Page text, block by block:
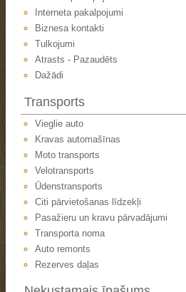
Interneta pakalpojumi
Biznesa kontakti
Tulkojumi
Atrasts - Pazaudēts
Dažādi
Transports
Vieglie auto
Kravas automašīnas
Moto transports
Velotransports
Ūdenstransports
Citi pārvietošanas līdzekļi
Pasažieru un kravu pārvadājumi
Transporta noma
Auto remonts
Rezerves daļas